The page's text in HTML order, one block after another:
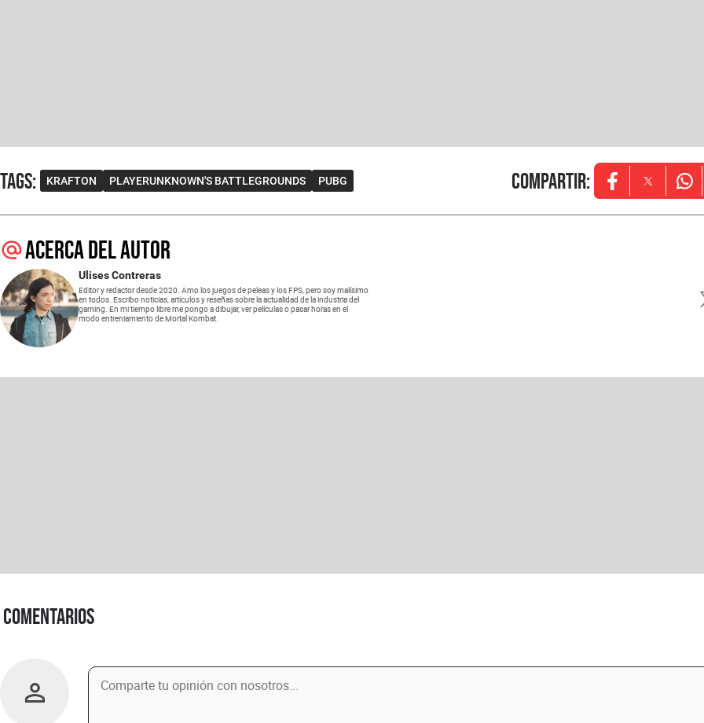
Tags: KRAFTON PLAYERUNKNOWN'S BATTLEGROUNDS PUBG Compartir: Opens in new
Opens in
Acerca del autor
Ulises Contreras
Editor y redactor desde 2020. Amo los juegos de peleas y los FPS, pero soy malísimo
en todos. Escribo noticias, artículos y reseñas sobre la actualidad de la industria del
gaming. En mi tiempo libre me pongo a dibujar, ver películas o pasar horas en el
modo entreniamiento de Mortal Kombat.
Comentarios